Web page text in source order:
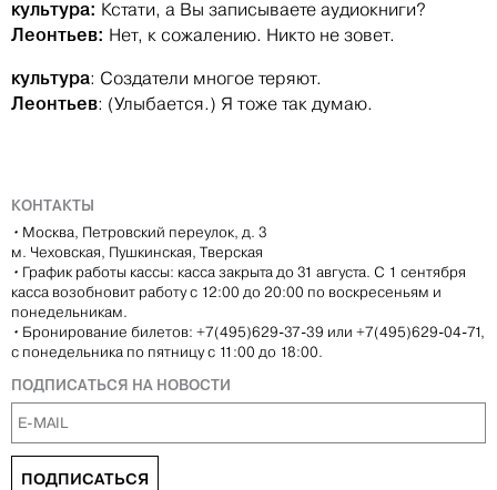
культура: Кстати, а Вы записываете аудиокниги?
Леонтьев: Нет, к сожалению. Никто не зовет.
культура: Создатели многое теряют.
Леонтьев: (Улыбается.) Я тоже так думаю.
КОНТАКТЫ
• Москва, Петровский переулок, д. 3
м. Чеховская, Пушкинская, Тверская
• График работы кассы: касса закрыта до 31 августа. С 1 сентября
касса возобновит работу с 12:00 до 20:00 по воскресеньям и
понедельникам.
• Бронирование билетов: +7(495)629-37-39 или +7(495)629-04-71,
с понедельника по пятницу с 11:00 до 18:00.
ПОДПИСАТЬСЯ НА НОВОСТИ
ПОДПИСАТЬСЯ